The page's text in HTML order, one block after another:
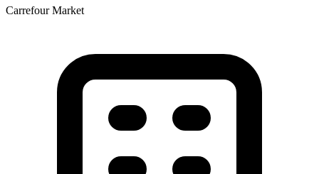
Carrefour Market